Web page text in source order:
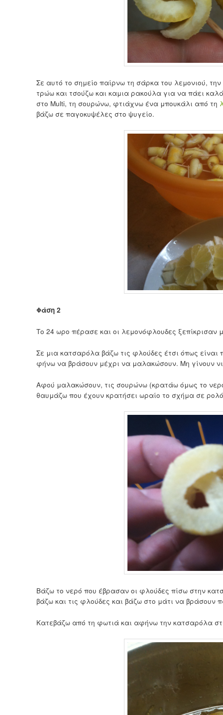
Σε αυτό το σημείο παίρνω τη σάρκα του λεμονιού,
τρώω και τσούζω και καμια ρακούλα για να πάει
στο Multi, τη σουρώνω, φτιάχνω ένα μπουκάλι από τη
βάζω σε παγοκυψέλες στο ψυγείο.
Φάση 2
Το 24 ωρο πέρασε και οι λεμονόφλουδες ξεπίκρισαν
Σε μια κατσαρόλα βάζω τις φλούδες έτσι όπως
φήνω να βράσουν μέχρι να μαλακώσουν. Μη γίνουν
Αφού μαλακώσουν, τις σουρώνω (κρατάω όμως το
θαυμάζω που έχουν κρατήσει ωραίο το σχήμα σε
Βάζω το νερό που έβρασαν οι φλούδες πίσω στην
βάζω και τις φλούδες και βάζω στο μάτι να βράσουν
Κατεβάζω από τη φωτιά και αφήνω την κατσαρόλα